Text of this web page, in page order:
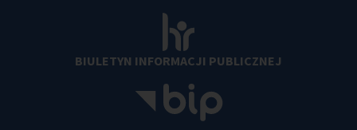
BIULETYN INFORMACJI PUBLICZNEJ